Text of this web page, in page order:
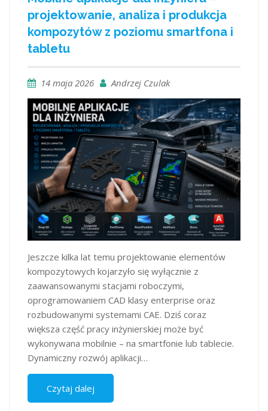
projektowanie, analiza i produkcja
kompozytów z poziomu smartfona i
tabletu
14 maja 2026 Andrzej Czulak
Jeszcze kilka lat temu projektowanie elementów
kompozytowych kojarzyło się wyłącznie z
zaawansowanymi stacjami roboczymi,
oprogramowaniem CAD klasy enterprise oraz
rozbudowanymi systemami CAE. Dziś coraz
większa część pracy inżynierskiej może być
wykonywana mobilnie – na smartfonie lub tablecie.
Dynamiczny rozwój aplikacji…
Czytaj dalej